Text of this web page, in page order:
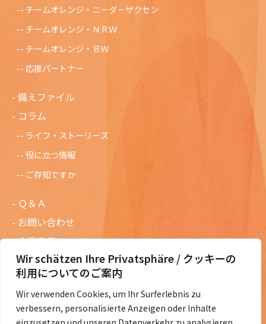
Wir schätzen Ihre Privatsphäre / クッキーの
利用についてのご案内
Wir verwenden Cookies, um Ihr Surferlebnis zu
verbessern, personalisierte Anzeigen oder Inhalte
チームオレンジ・ニ－ダ－ザクセン
チ－ムオレンジ・ＮＲＷ
チームオレンジ・ＢＷ
応援パートナー
備えファイル
コラム
ライフ・ストーリーズ
役に立つ情報
ご存知ですか
Ｑ＆Ａ
お問い合わせ
会員専用ページ
ニュースレターバックナンバー
過去の講演資料
総会議事録
定款・会費規定など